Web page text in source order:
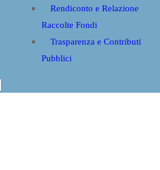
Rendiconto e Relazione
Raccolte Fondi
Trasparenza e Contributi
Pubblici